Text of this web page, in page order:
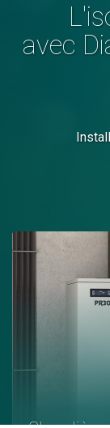
L'
avec